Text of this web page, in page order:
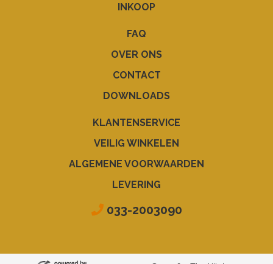
INKOOP
FAQ
OVER ONS
CONTACT
DOWNLOADS
KLANTENSERVICE
VEILIG WINKELEN
ALGEMENE VOORWAARDEN
LEVERING
033-2003090